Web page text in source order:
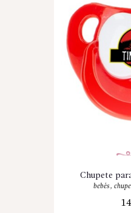
Chupete
bebés,